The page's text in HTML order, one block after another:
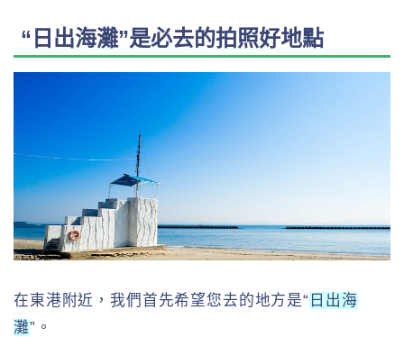
“日出海灘”是必去的拍照好地點
在東港附近，我們首先希望您去的地方是“ 日出海
灘”。